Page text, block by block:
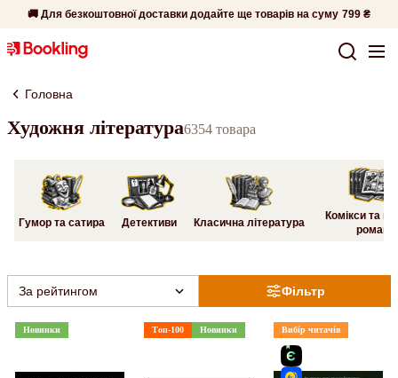
🚚 Для безкоштовної доставки додайте ще товарів на суму 799 ₴
Головна
Художня література6354 товара
Гумор та сатира Детективи Класична література
Комікси та
романи
Фільтр
За рейтингом
Новинки Топ-100 Новинки Вибір читачів